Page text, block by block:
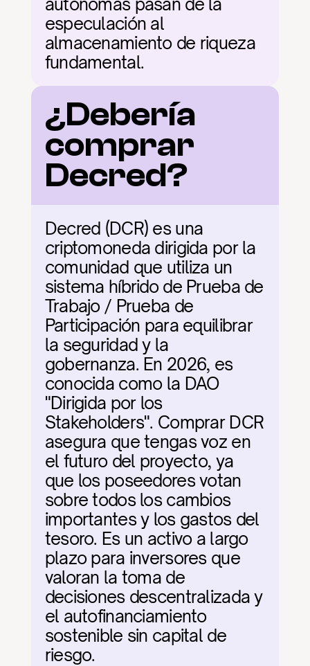
autónomas pasan de la
especulación al
almacenamiento de riqueza
fundamental.
¿Debería
comprar
Decred?
Decred (DCR) es una
criptomoneda dirigida por la
comunidad que utiliza un
sistema híbrido de Prueba de
Trabajo / Prueba de
Participación para equilibrar
la seguridad y la
gobernanza. En 2026, es
conocida como la DAO
"Dirigida por los
Stakeholders". Comprar DCR
asegura que tengas voz en
el futuro del proyecto, ya
que los poseedores votan
sobre todos los cambios
importantes y los gastos del
tesoro. Es un activo a largo
plazo para inversores que
valoran la toma de
decisiones descentralizada y
el autofinanciamiento
sostenible sin capital de
riesgo.